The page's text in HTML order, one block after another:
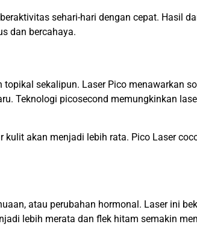
sehari-hari dengan cepat. Hasil
dan bercahaya.
sekalipun. Laser Pico menawarkan
Teknologi picosecond memungkinkan
akan menjadi lebih rata. Pico Laser
atau perubahan hormonal. Laser ini
lebih merata dan flek hitam semakin